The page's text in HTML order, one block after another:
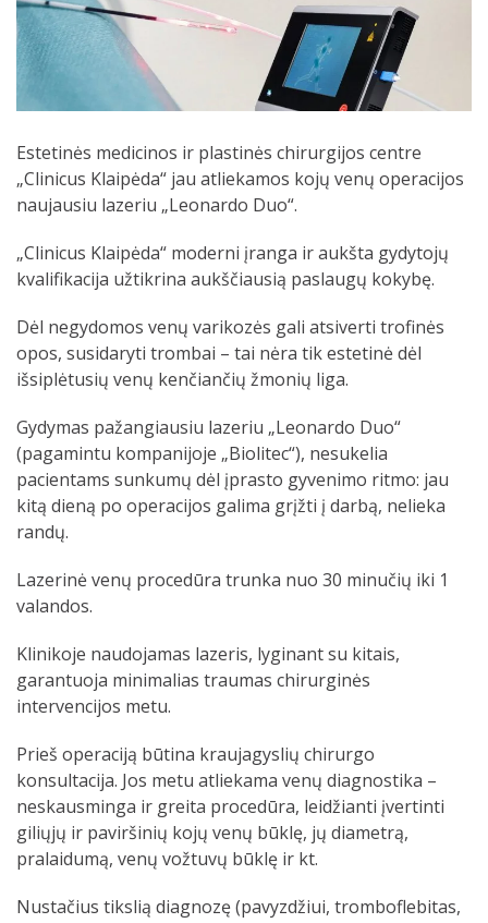
Estetinės medicinos ir plastinės chirurgijos centre
„Clinicus Klaipėda“ jau atliekamos kojų venų operacijos
naujausiu lazeriu „Leonardo Duo“.
„Clinicus Klaipėda“ moderni įranga ir aukšta gydytojų
kvalifikacija užtikrina aukščiausią paslaugų kokybę.
Dėl negydomos venų varikozės gali atsiverti trofinės
opos, susidaryti trombai – tai nėra tik estetinė dėl
išsiplėtusių venų kenčiančių žmonių liga.
Gydymas pažangiausiu lazeriu „Leonardo Duo“
(pagamintu kompanijoje „Biolitec“), nesukelia
pacientams sunkumų dėl įprasto gyvenimo ritmo: jau
kitą dieną po operacijos galima grįžti į darbą, nelieka
randų.
Lazerinė venų procedūra trunka nuo 30 minučių iki 1
valandos.
Klinikoje naudojamas lazeris, lyginant su kitais,
garantuoja minimalias traumas chirurginės
intervencijos metu.
Prieš operaciją būtina kraujagyslių chirurgo
konsultacija. Jos metu atliekama venų diagnostika –
neskausminga ir greita procedūra, leidžianti įvertinti
giliųjų ir paviršinių kojų venų būklę, jų diametrą,
pralaidumą, venų vožtuvų būklę ir kt.
Nustačius tikslią diagnozę (pavyzdžiui, tromboflebitas,